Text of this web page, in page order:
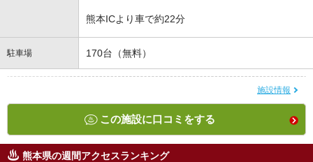
熊本ICより車で約22分
駐車場 170台（無料）
施設情報
この施設に口コミをする
熊本県の週間アクセスランキング